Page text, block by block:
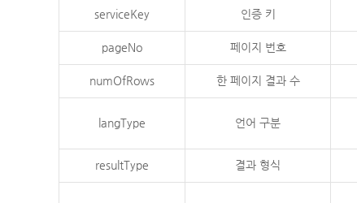
serviceKey 인증 키
pageNo 페이지 번호
numOfRows 한 페이지 결과 수
langType 언어 구분
resultType 결과 형식